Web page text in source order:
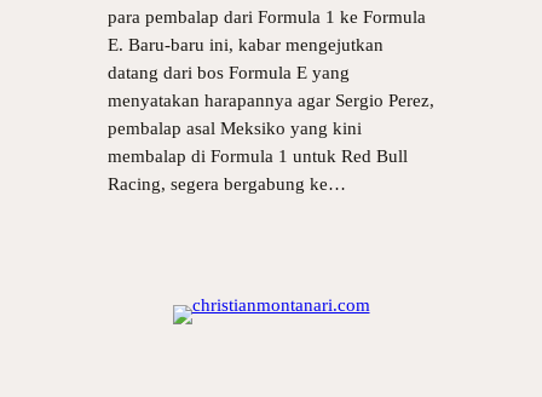
para pembalap dari Formula 1 ke Formula
E. Baru-baru ini, kabar mengejutkan
datang dari bos Formula E yang
menyatakan harapannya agar Sergio Perez,
pembalap asal Meksiko yang kini
membalap di Formula 1 untuk Red Bull
Racing, segera bergabung ke…